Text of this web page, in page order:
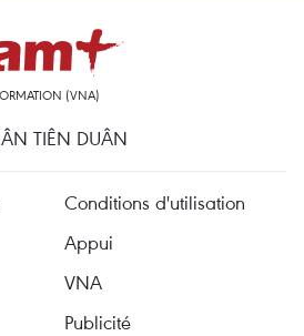
(VNA)
TIÊN DUÂN
Conditions d'utilisation
Appui
VNA
Publicité